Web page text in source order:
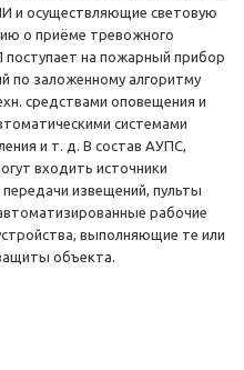
и осуществляющие световую
о приёме тревожного
поступает на пожарный прибор
по заложенному алгоритму
средствами оповещения и
системами
и т. д. В состав АУПС,
входить источники
извещений, пульты
рабочие
выполняющие те или
объекта.